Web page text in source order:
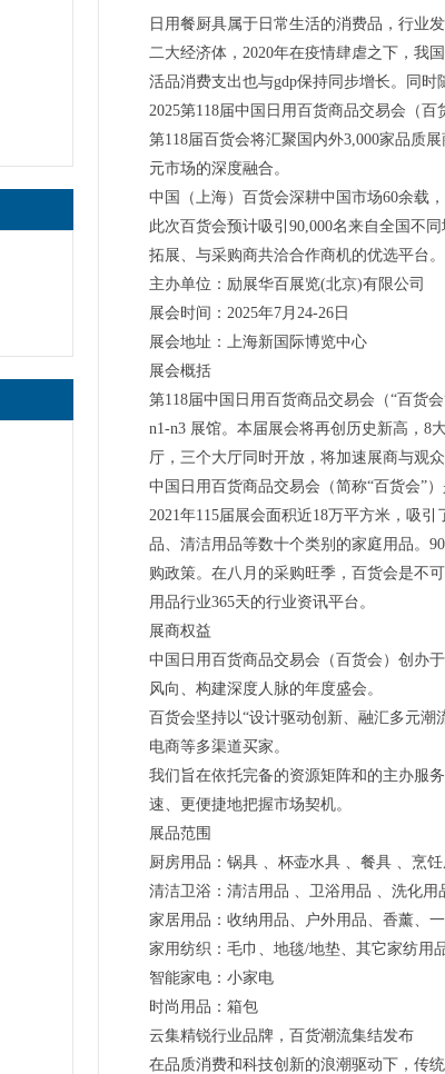
日用餐厨具属于日常生活的消费品，行业
二大经济体，2020年在疫情肆虐之下，我
活品消费支出也与gdp保持同步增长。同
2025第118届中国日用百货商品交易会（百
第118届百货会将汇聚国内外3,000家品质
元市场的深度融合。
中国（上海）百货会深耕中国市场60余载
此次百货会预计吸引90,000名来自全国不
拓展、与采购商共洽合作商机的优选平台。
主办单位：励展华百展览(北京)有限公司
展会时间：2025年7月24-26日
展会地址：上海新国际博览中心
展会概括
第118届中国日用百货商品交易会（“百货
n1-n3 展馆。本届展会将再创历史新高，8
厅，三个大厅同时开放，将加速展商与观
中国日用百货商品交易会（简称“百货会”
2021年115届展会面积近18万平方米，吸
品、清洁用品等数十个类别的家庭用品。
购政策。在八月的采购旺季，百货会是不
用品行业365天的行业资讯平台。
展商权益
中国日用百货商品交易会（百货会）创办
风向、构建深度人脉的年度盛会。
百货会坚持以“设计驱动创新、融汇多元潮
电商等多渠道买家。
我们旨在依托完备的资源矩阵和的主办服
速、更便捷地把握市场契机。
展品范围
厨房用品：锅具 、杯壶水具 、餐具 、烹
清洁卫浴：清洁用品 、卫浴用品 、洗化用
家居用品：收纳用品、户外用品、香薰、
家用纺织：毛巾、地毯/地垫、其它家纺用
智能家电：小家电
时尚用品：箱包
云集精锐行业品牌，百货潮流集结发布
在品质消费和科技创新的浪潮驱动下，传